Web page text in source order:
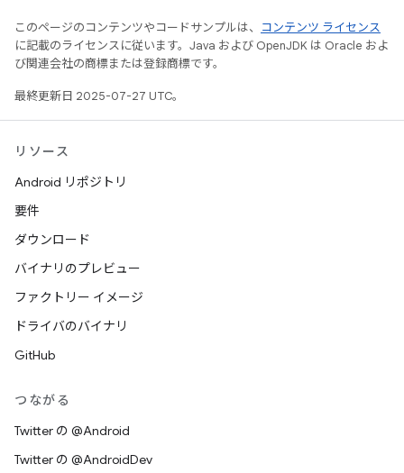
このページのコンテンツやコードサンプルは、
コンテンツ ライセンス
に記載のライセンスに従います。Java および OpenJDK は Oracle およ
び関連会社の商標または登録商標です。
最終更新日 2025-07-27 UTC。
リソース
Android リポジトリ
要件
ダウンロード
バイナリのプレビュー
ファクトリー イメージ
ドライバのバイナリ
GitHub
つながる
Twitter の @Android
Twitter の @AndroidDev